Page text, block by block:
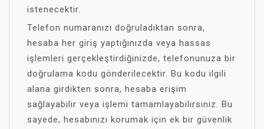
istenecektir.
Telefon numaranızı doğruladıktan sonra,
hesaba her giriş yaptığınızda veya hassas
işlemleri gerçekleştirdiğinizde, telefonunuza bir
doğrulama kodu gönderilecektir. Bu kodu ilgili
alana girdikten sonra, hesaba erişim
sağlayabilir veya işlemi tamamlayabilirsiniz. Bu
sayede, hesabınızı korumak için ek bir güvenlik